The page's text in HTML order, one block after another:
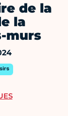
de la
la
murs